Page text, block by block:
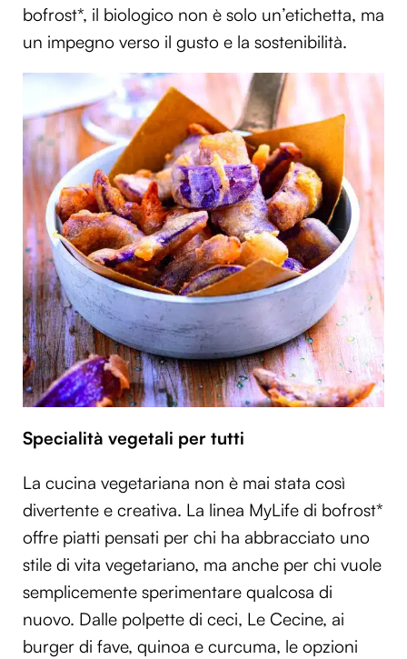
bofrost*, il biologico non è solo un’etichetta, ma
un impegno verso il gusto e la sostenibilità.
Specialità vegetali per tutti
La cucina vegetariana non è mai stata così
divertente e creativa. La linea MyLife di bofrost*
offre piatti pensati per chi ha abbracciato uno
stile di vita vegetariano, ma anche per chi vuole
semplicemente sperimentare qualcosa di
nuovo. Dalle polpette di ceci, Le Cecine, ai
burger di fave, quinoa e curcuma, le opzioni